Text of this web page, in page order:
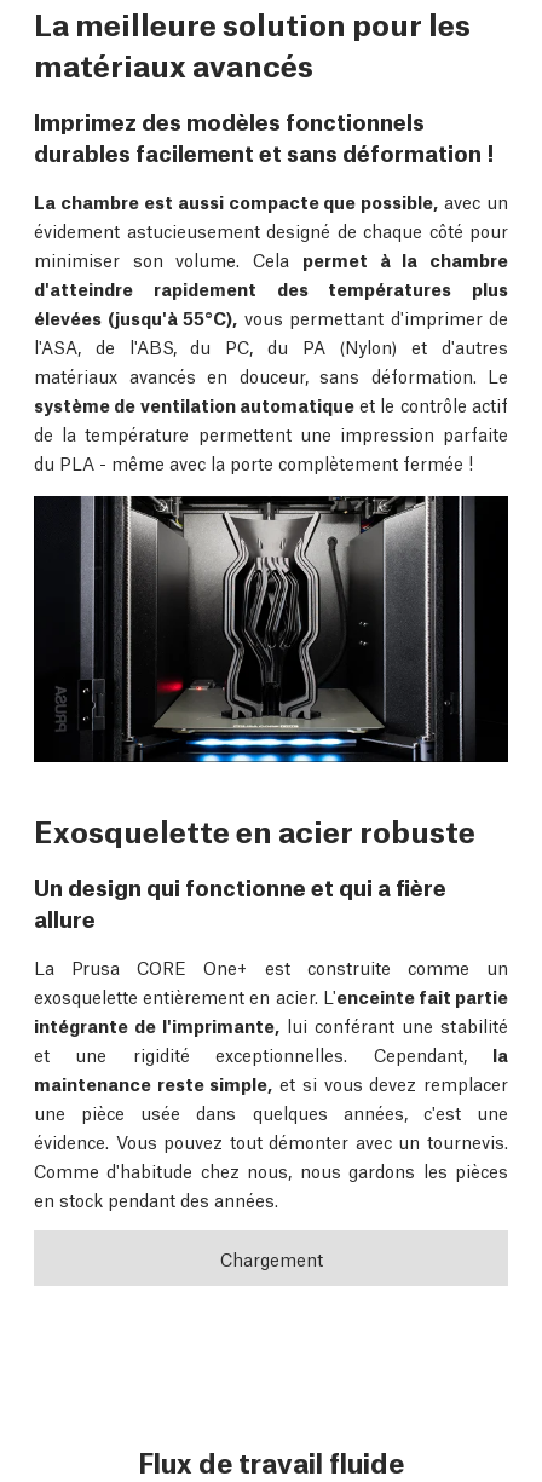
La meilleure solution pour les
matériaux avancés
Imprimez des modèles fonctionnels
durables facilement et sans déformation !
La chambre est aussi compacte que possible, avec un
évidement astucieusement designé de chaque côté pour
minimiser son volume. Cela permet à la chambre
d'atteindre rapidement des températures plus
élevées (jusqu'à 55°C), vous permettant d'imprimer de
l'ASA, de l'ABS, du PC, du PA (Nylon) et d'autres
matériaux avancés en douceur, sans déformation. Le
système de ventilation automatiqueet le contrôle actif
de la température permettent une impression parfaite
du PLA - même avec la porte complètement fermée !
Exosquelette en acier robuste
Un design qui fonctionne et qui a fière
allure
La Prusa CORE One+ est construite comme un
exosquelette entièrement en acier. L'enceinte fait partie
intégrante de l'imprimante, lui conférant une stabilité
et une rigidité exceptionnelles. Cependant, la
maintenance reste simple, et si vous devez remplacer
une pièce usée dans quelques années, c'est une
évidence. Vous pouvez tout démonter avec un tournevis.
Comme d'habitude chez nous, nous gardons les pièces
en stock pendant des années.
Chargement
Flux de travail fluide